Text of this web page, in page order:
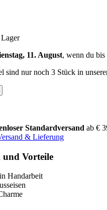
11. August, wenn du bis
sind nur noch 3 Stück in
Standardversand ab €
& Lieferung
und Vorteile
Handarbeit